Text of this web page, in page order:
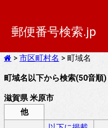
郵便番号検索.jp
> 市区町村名 > 町域名
町域名以下から検索(50音順)
滋賀県 米原市
他